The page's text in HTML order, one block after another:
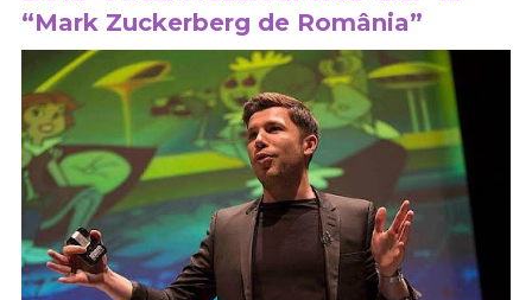
“Mark Zuckerberg de România”